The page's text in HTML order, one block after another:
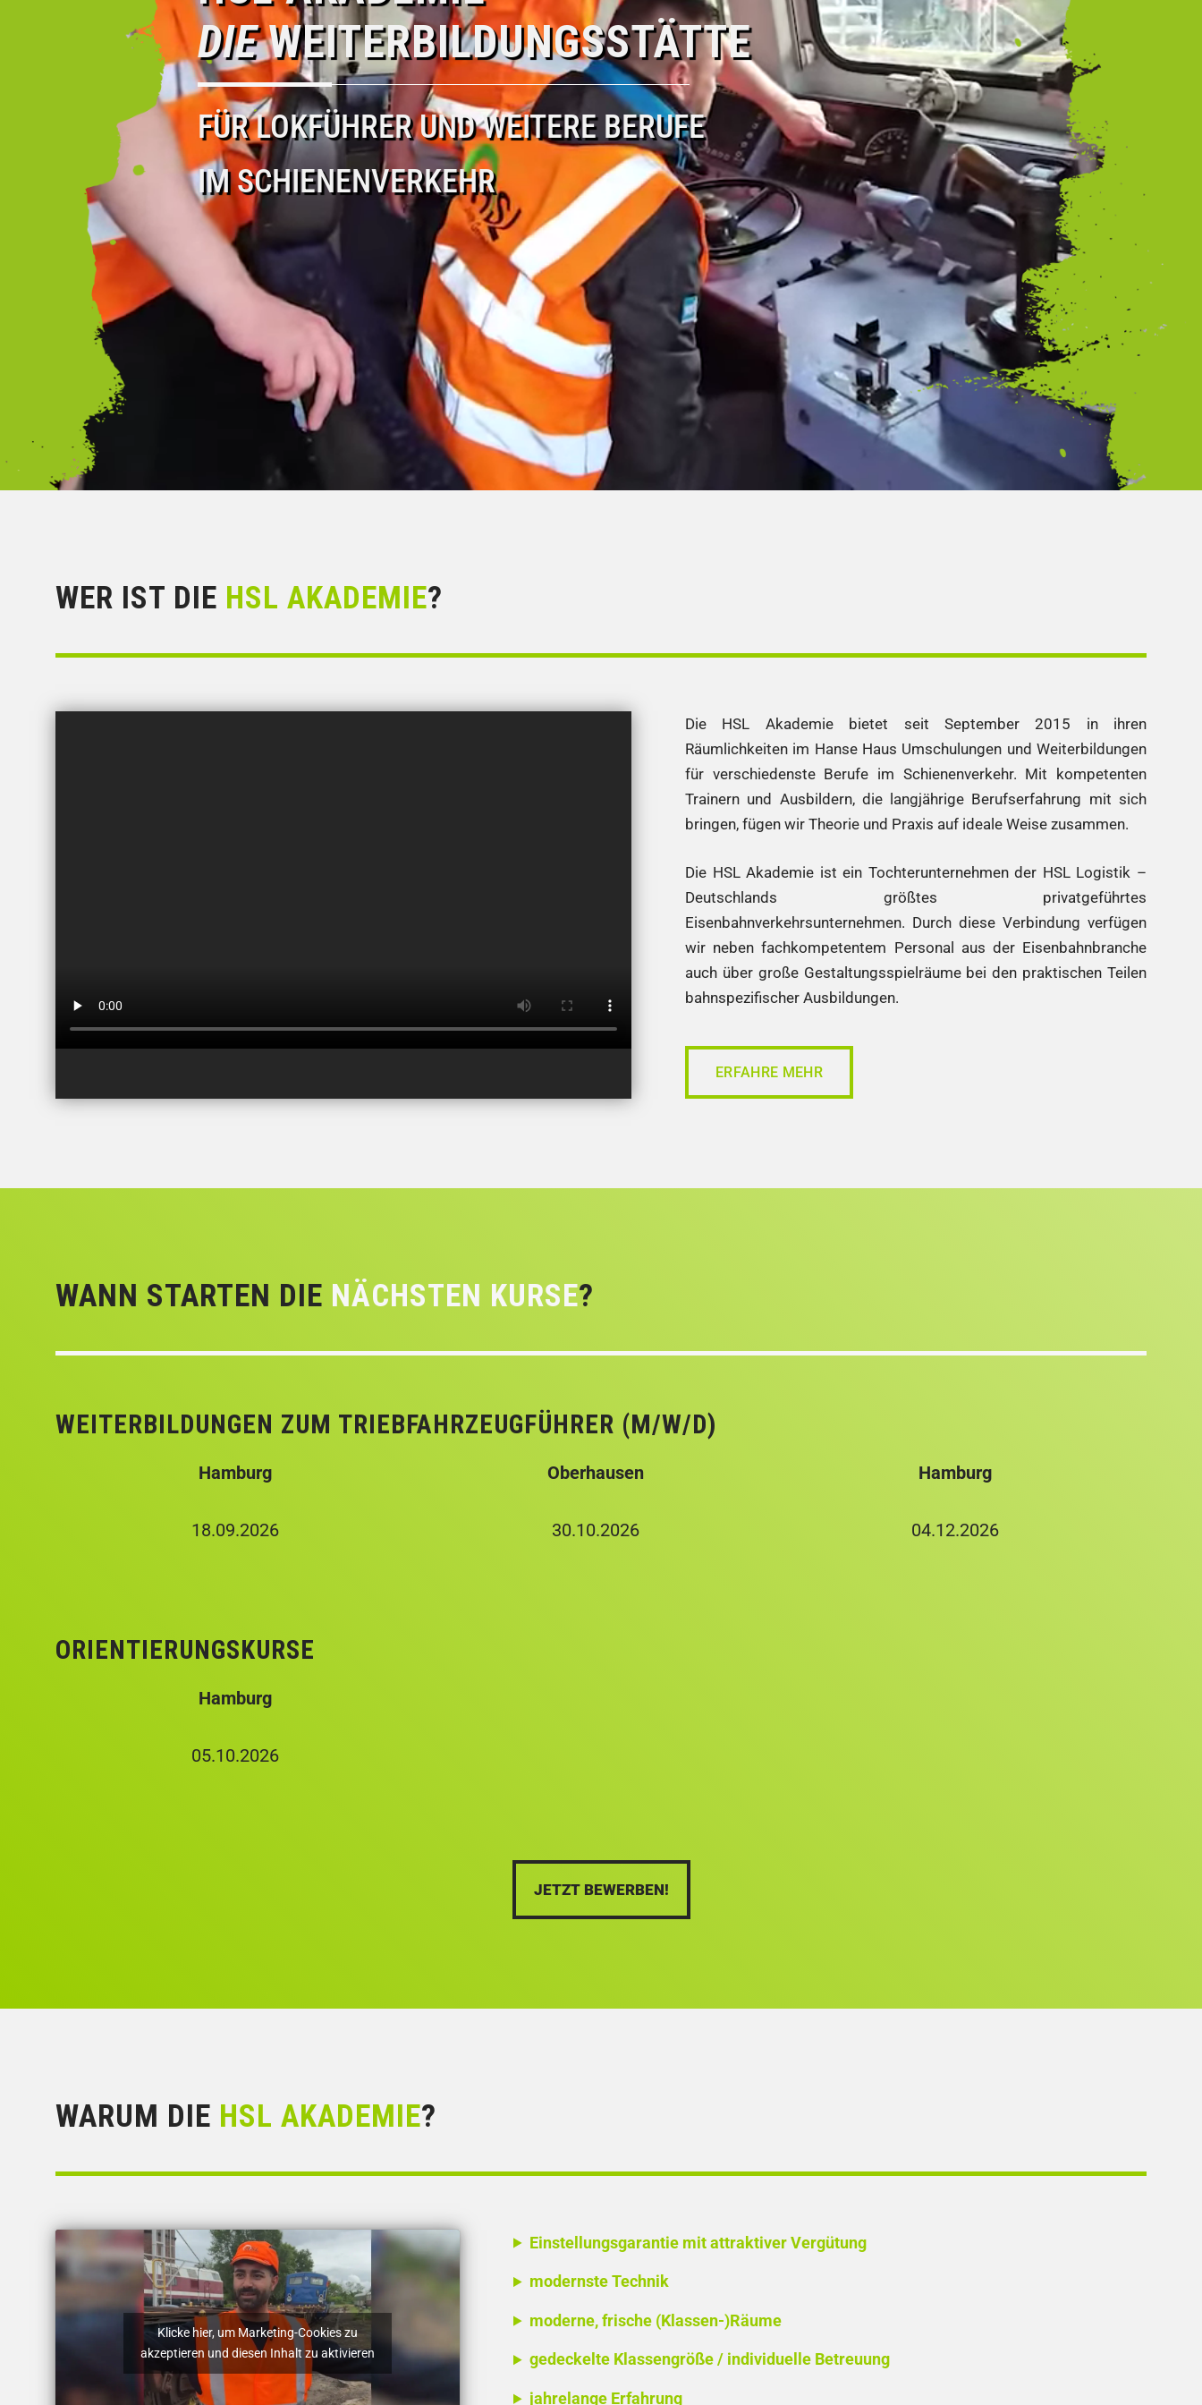
DIEWEITERBILDUNGSSTÄTTE
FÜR LOKFÜHRER UND WEITERE BERUFE
IM SCHIENENVERKEHR
WER IST DIE HSL AKADEMIE?
Die HSL Akademie bietet seit September 2015 in ihren
Räumlichkeiten im Hanse Haus Umschulungen und Weiterbildungen
für verschiedenste Berufe im Schienenverkehr. Mit kompetenten
Trainern und Ausbildern, die langjährige Berufserfahrung mit sich
bringen, fügen wir Theorie und Praxis auf ideale Weise zusammen.
Die HSL Akademie ist ein Tochterunternehmen der HSL Logistik –
Deutschlands größtes privatgeführtes
Eisenbahnverkehrsunternehmen. Durch diese Verbindung verfügen
wir neben fachkompetentem Personal aus der Eisenbahnbranche
auch über große Gestaltungsspielräume bei den praktischen Teilen
bahnspezifischer Ausbildungen.
ERFAHRE MEHR
WANN STARTEN DIE NÄCHSTEN KURSE?
WEITERBILDUNGEN ZUM TRIEBFAHRZEUGFÜHRER (M/W/D)
Hamburg
18.09.2026
Oberhausen
30.10.2026
Hamburg
04.12.2026
ORIENTIERUNGSKURSE
Hamburg
05.10.2026
JETZT BEWERBEN!
WARUM DIE HSL AKADEMIE?
Klicke hier, um Marketing-Cookies zu
akzeptieren und diesen Inhalt zu aktivieren
Einstellungsgarantie mit attraktiver Vergütung
modernste Technik
moderne, frische (Klassen-)Räume
gedeckelte Klassengröße / individuelle Betreuung
jahrelange Erfahrung